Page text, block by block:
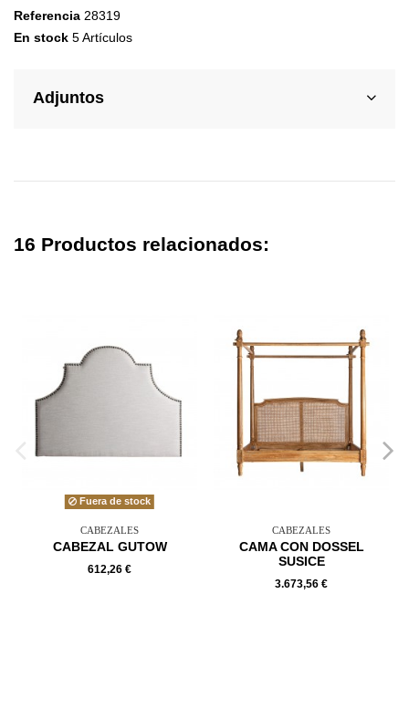
Referencia 28319
En stock 5 Artículos
Adjuntos
16 Productos relacionados:
Fuera de stock
CABEZALES
CABEZAL GUTOW
612,26 €
CABEZALES
CAMA CON DOSSEL
SUSICE
3.673,56 €